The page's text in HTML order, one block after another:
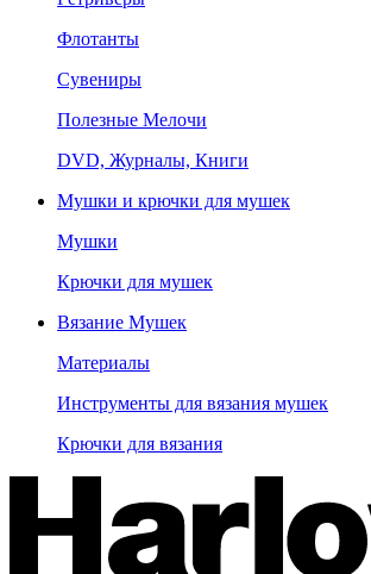
Флотанты
Сувениры
Полезные Мелочи
DVD, Журналы, Книги
Мушки и крючки для мушек
Мушки
Крючки для мушек
Вязание Мушек
Материалы
Инструменты для вязания мушек
Крючки для вязания